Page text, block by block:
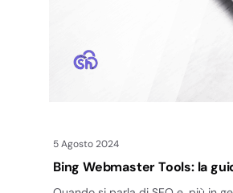
5 Agosto 2024
Bing Webmaster Tools: la